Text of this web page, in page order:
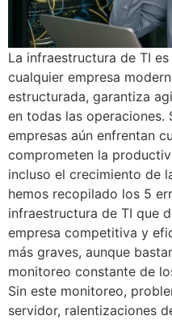
La infraestructura de TI
cualquier empresa
estructurada, garantiza
en todas las operaciones.
empresas aún enfrentan
comprometen la
incluso el crecimiento de
hemos recopilado los 5
infraestructura de TI que
empresa competitiva y
más graves, aunque
monitoreo constante de
Sin este monitoreo,
servidor, ralentizaciones